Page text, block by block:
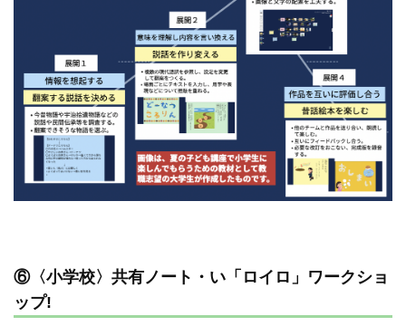
⑥〈小学校〉共有ノート・い「ロイロ」ワークショ
ップ!